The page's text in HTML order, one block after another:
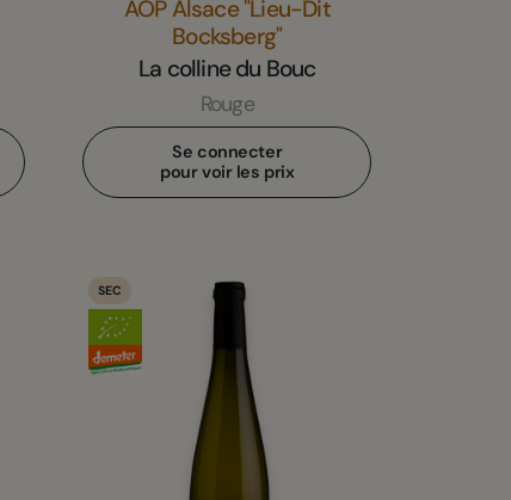
AOP Alsace "Lieu-Dit
Bocksberg"
La colline du Bouc
Rouge
Se connecter
pour voir les prix
SEC